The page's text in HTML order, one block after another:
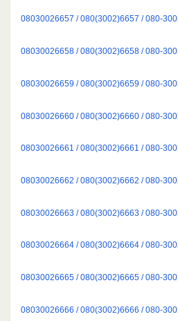
08030026657 / 080(3002)6657 / 080-
08030026658 / 080(3002)6658 / 080-
08030026659 / 080(3002)6659 / 080-
08030026660 / 080(3002)6660 / 080-
08030026661 / 080(3002)6661 / 080-
08030026662 / 080(3002)6662 / 080-
08030026663 / 080(3002)6663 / 080-
08030026664 / 080(3002)6664 / 080-
08030026665 / 080(3002)6665 / 080-
08030026666 / 080(3002)6666 / 080-